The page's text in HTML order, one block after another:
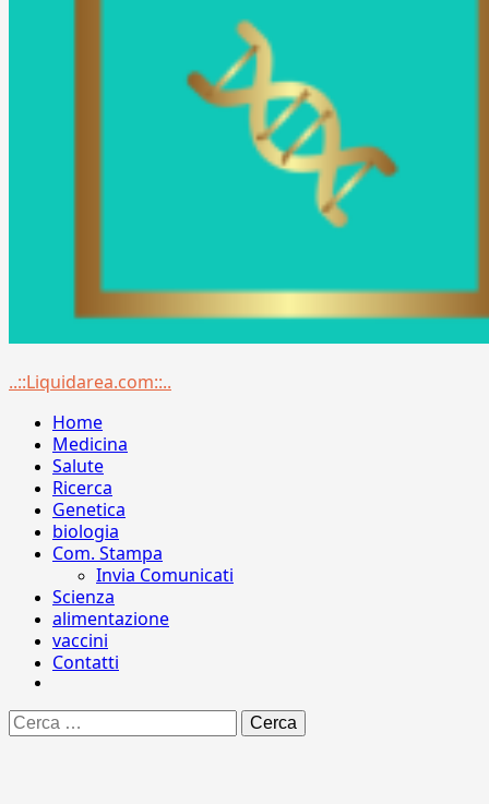
Menu
..::Liquidarea.com::..
Home
Medicina
Salute
Ricerca
Genetica
biologia
Com. Stampa
Invia Comunicati
Scienza
alimentazione
vaccini
Contatti
Ricerca
per: